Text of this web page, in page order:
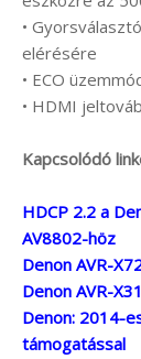
•
elérésére
• ECO
• HDMI
Kapcsolódó
HDCP 2.2 a
AV8802-höz
Denon AVR-
Denon AVR-
Denon: 2014-
támogatással